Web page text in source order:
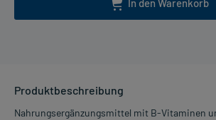
In den Warenkorb
Produktbeschreibung
Nahrungsergänzungsmittel mit B-Vitaminen